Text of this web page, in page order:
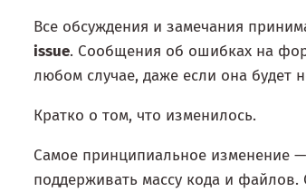
Все обсуждения и замечания
issue. Сообщения об ошибках на
любом случае, даже если она будет
Кратко о том, что изменилось.
Самое принципиальное изменение —
поддерживать массу кода и файлов.